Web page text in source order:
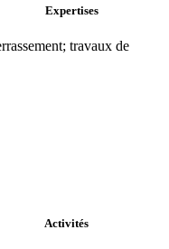
Expertises
travaux de
Activités